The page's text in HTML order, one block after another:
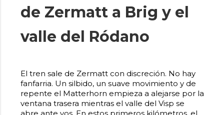
de Zermatt a Brig y el
valle del Ródano
El tren sale de Zermatt con discreción. No hay
fanfarria. Un silbido, un suave movimiento y de
repente el Matterhorn empieza a alejarse por la
ventana trasera mientras el valle del Visp se